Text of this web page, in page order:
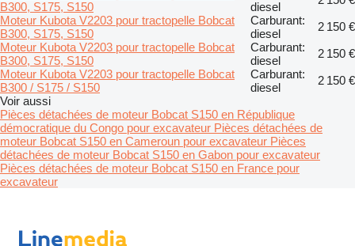
B300, S175, S150
diesel
Moteur Kubota V2203 pour tractopelle Bobcat
B300, S175, S150
Carburant:
diesel
2 150 €
Moteur Kubota V2203 pour tractopelle Bobcat
B300, S175, S150
Carburant:
diesel
2 150 €
Moteur Kubota V2203 pour tractopelle Bobcat
B300 / S175 / S150
Carburant:
diesel
2 150 €
Voir aussi
Pièces détachées de moteur Bobcat S150 en République
démocratique du Congo pour excavateur Pièces détachées de
moteur Bobcat S150 en Cameroun pour excavateur Pièces
détachées de moteur Bobcat S150 en Gabon pour excavateur
Pièces détachées de moteur Bobcat S150 en France pour
excavateur